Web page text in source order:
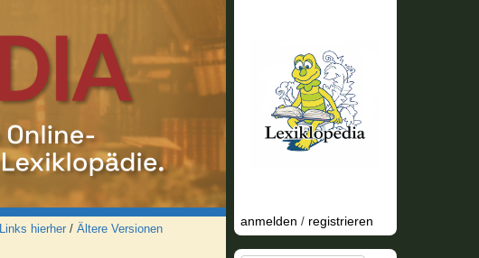
Links hierher / Ältere Versionen
anmelden / registrieren